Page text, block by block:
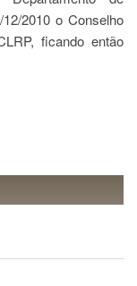
2010 o Conselho
ficando então